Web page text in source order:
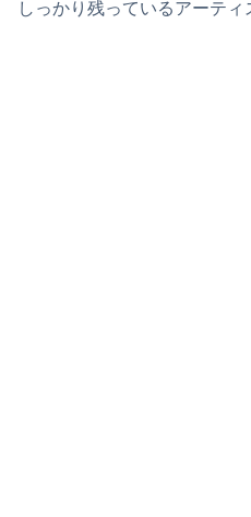
しっかり残っているアーティ